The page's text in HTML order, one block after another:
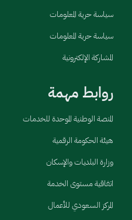
سياسة حرية المعلومات
سياسة حرية المعلومات
المشاركة الإلكترونية
روابط مهمة
المنصة الوطنية الموحدة للخدمات
هيئة الحكومة الرقمية
وزارة البلديات والإسكان
اتفاقية مستوى الخدمة
المركز السعودي للأعمال